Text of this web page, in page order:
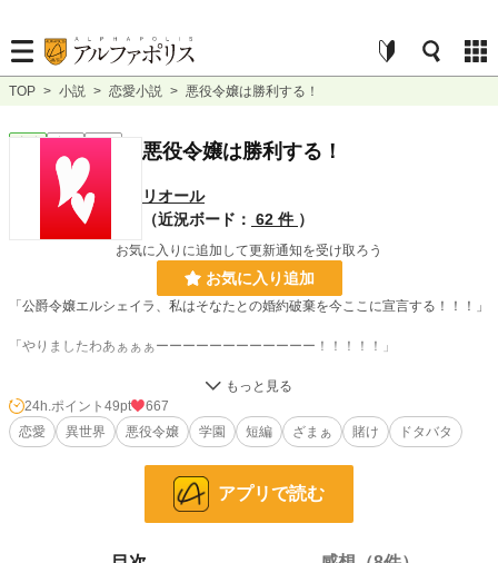
TOP > 小説 > 恋愛小説 > 悪役令嬢は勝利する！
完結 短編 悪役令嬢は勝利する！
リオール
（近況ボード： 62 件 ）
お気に入りに追加して更新通知を受け取ろう
お気に入り追加
「公爵令嬢エルシェイラ、私はそなたとの婚約破棄を今ここに宣言する！！！」
「やりましたわあぁぁぁーーーーーーーーーーーー！！！！！」
悪役令嬢は勝利するのかしないのか
はたして勝者は！？
15,985 位 / 228,653 件
24h.ポイント 49pt
667
恋愛
異世界 悪役令嬢 学園 短編 ざまぁ 賭け ドタバタ
アプリで読む